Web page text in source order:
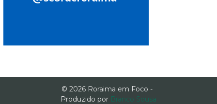
© 2026 Roraima em Foco -
Produzido por Branco Sousa